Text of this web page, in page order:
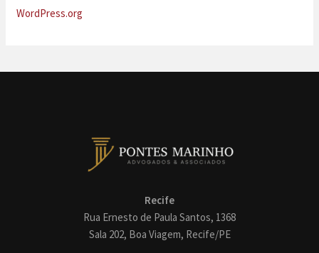
WordPress.org
Recife
Rua Ernesto de Paula Santos, 1368
Sala 202, Boa Viagem, Recife/PE